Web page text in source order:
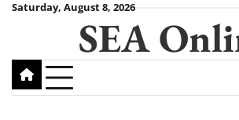
SkipSaturday, August 8, 2026
SEA